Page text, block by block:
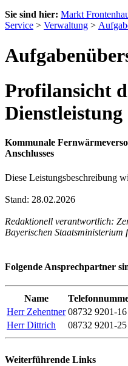
Sie sind hier: Markt
Service > Verwaltung >
Profilansicht
Dienstleistung
Kommunale
Anschlusses
Diese Leistungsbeschreibung
Stand: 28.02.2026
Redaktionell verantwortlich:
Bayerischen Staatsministerium
Folgende Ansprechpartner
Name
Herr Zehentner 08732 9201-16
Herr Dittrich
08732 9201-25
Weiterführende Links